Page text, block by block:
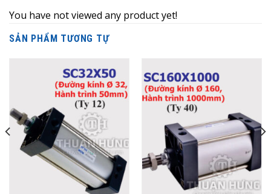
You have not viewed any product yet!
SẢN PHẨM TƯƠNG TỰ